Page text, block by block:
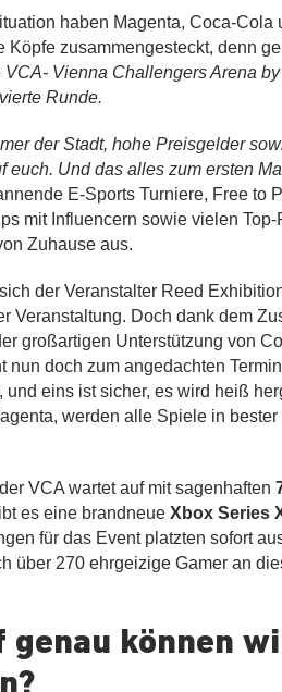
haben Magenta, Coca-Cola
zusammengesteckt, denn
VCA- Vienna Challengers Arena
Runde.
der Stadt, hohe Preisgelder
euch. Und das alles zum ersten
E-Sports Turniere, Free to
mit Influencern sowie vielen
Zuhause aus.
der Veranstalter Reed
Veranstaltung. Doch dank dem
großartigen Unterstützung von
nun doch zum angedachten
und eins ist sicher, es wird heiß
werden alle Spiele in
VCA wartet auf mit sagenhaften
es eine brandneue Xbox Series
für das Event platzten sofort
über 270 ehrgeizige Gamer an
genau können